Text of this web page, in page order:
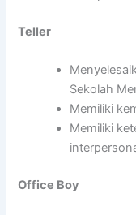
Teller
Sekolah
Memiliki
Memiliki
Office Boy